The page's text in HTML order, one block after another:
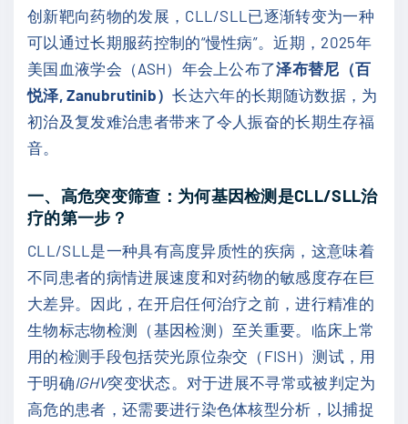
创新靶向药物的发展，CLL/SLL已逐渐转变为一种
可以通过长期服药控制的“慢性病”。近期，2025年
美国血液学会（ASH）年会上公布了泽布替尼（百
悦泽, Zanubrutinib）长达六年的长期随访数据，为
初治及复发难治患者带来了令人振奋的长期生存福
音。
一、高危突变筛查：为何基因检测是CLL/SLL治
疗的第一步？
CLL/SLL是一种具有高度异质性的疾病，这意味着
不同患者的病情进展速度和对药物的敏感度存在巨
大差异。因此，在开启任何治疗之前，进行精准的
生物标志物检测（基因检测）至关重要。临床上常
用的检测手段包括荧光原位杂交（FISH）测试，用
于明确IGHV突变状态。对于进展不寻常或被判定为
高危的患者，还需要进行染色体核型分析，以捕捉